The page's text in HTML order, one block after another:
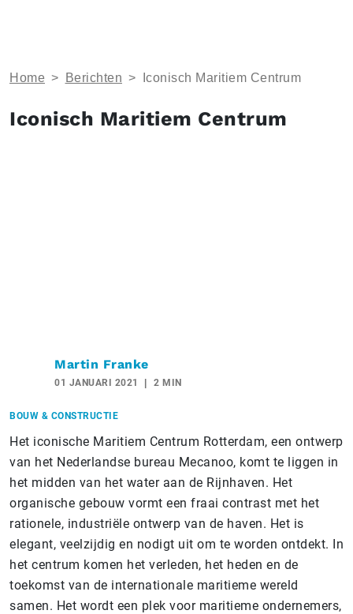
Home > Berichten > Iconisch Maritiem Centrum
Iconisch Maritiem Centrum
Martin Franke
01 JANUARI 2021 2 MIN
BOUW & CONSTRUCTIE
Het iconische Maritiem Centrum Rotterdam, een ontwerp
van het Nederlandse bureau Mecanoo, komt te liggen in
het midden van het water aan de Rijnhaven. Het
organische gebouw vormt een fraai contrast met het
rationele, industriële ontwerp van de haven. Het is
elegant, veelzijdig en nodigt uit om te worden ontdekt. In
het centrum komen het verleden, het heden en de
toekomst van de internationale maritieme wereld
samen. Het wordt een plek voor maritieme ondernemers,